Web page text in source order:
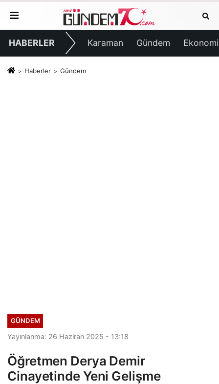
HABERLER Karaman Gündem Ekonomi
Haberler Gündem
GÜNDEM
Yayınlanma: 26 Haziran 2025 - 13:18
Öğretmen Derya Demir
Cinayetinde Yeni Gelişme